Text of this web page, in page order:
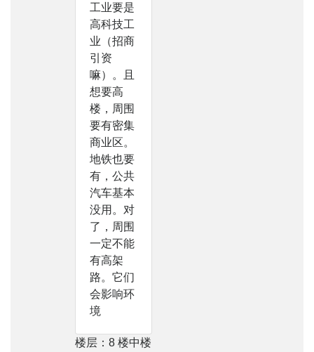
工业要是
高科技工
业（招商
引资
嘛）。且
想要高
楼，周围
要有密集
商业区。
地铁也要
有，公共
汽车基本
没用。对
了，周围
一定不能
有高架
路。它们
会影响环
境
楼层：8 楼中楼